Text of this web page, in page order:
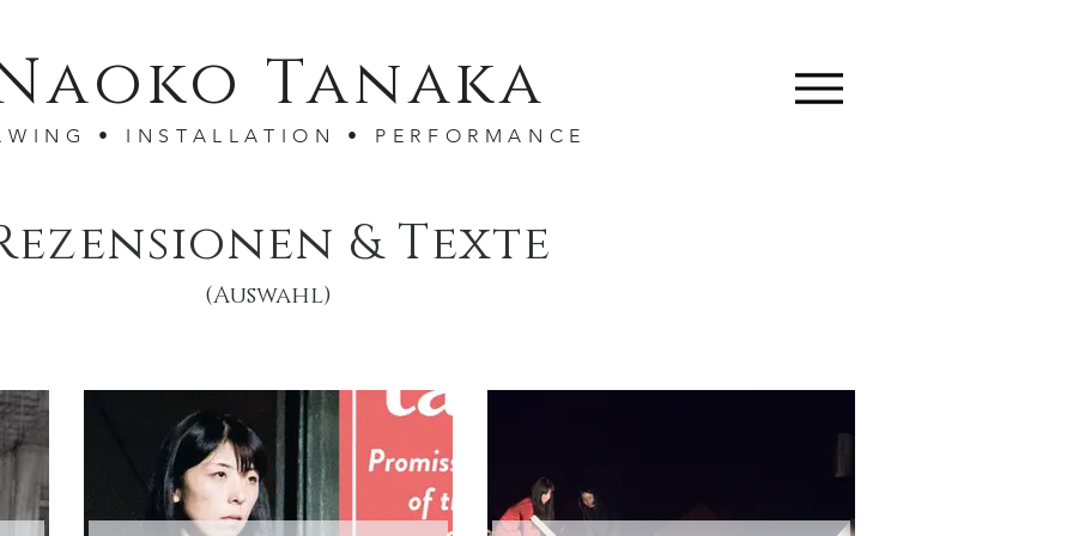
Tanaka
• INSTALLATION • PERFORMANCE
& Texte
(Auswahl)